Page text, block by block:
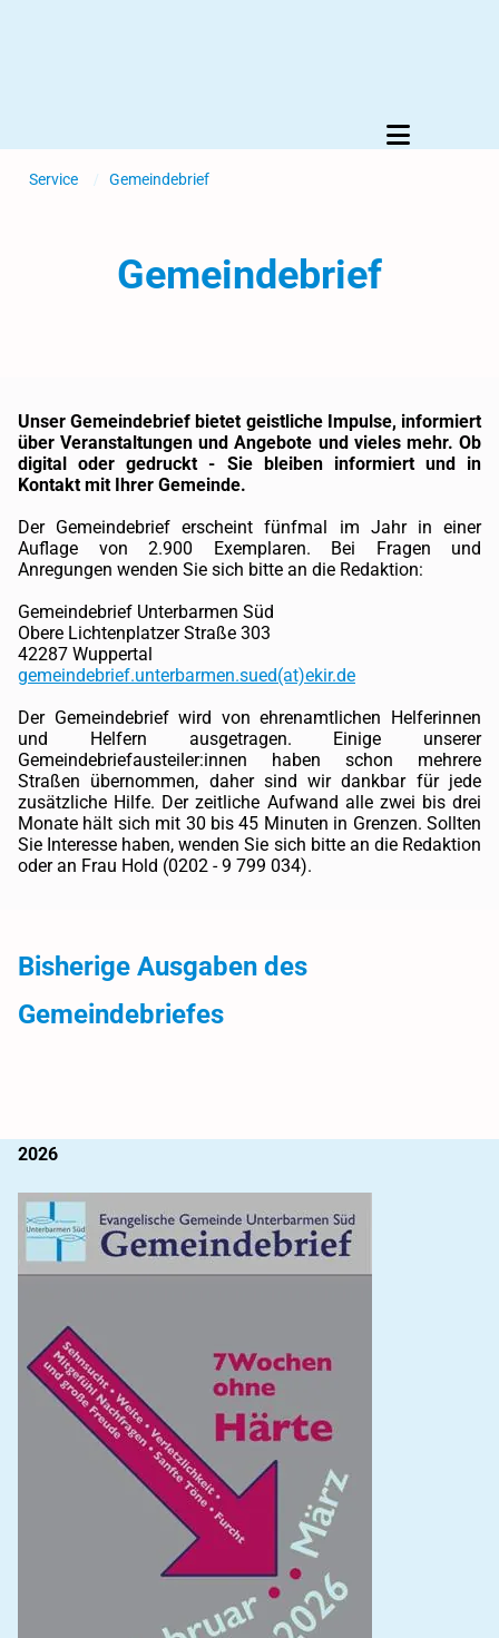
Service / Gemeindebrief
Gemeindebrief
Unser Gemeindebrief bietet geistliche Impulse, informiert
über Veranstaltungen und Angebote und vieles mehr. Ob
digital oder gedruckt - Sie bleiben informiert und in
Kontakt mit Ihrer Gemeinde.
Der Gemeindebrief erscheint fünfmal im Jahr in einer
Auflage von 2.900 Exemplaren. Bei Fragen und
Anregungen wenden Sie sich bitte an die Redaktion:
Gemeindebrief Unterbarmen Süd
Obere Lichtenplatzer Straße 303
42287 Wuppertal
gemeindebrief.unterbarmen.sued(at)ekir.de
Der Gemeindebrief wird von ehrenamtlichen Helferinnen
und Helfern ausgetragen. Einige unserer
Gemeindebriefausteiler:innen haben schon mehrere
Straßen übernommen, daher sind wir dankbar für jede
zusätzliche Hilfe. Der zeitliche Aufwand alle zwei bis drei
Monate hält sich mit 30 bis 45 Minuten in Grenzen. Sollten
Sie Interesse haben, wenden Sie sich bitte an die Redaktion
oder an Frau Hold (0202 - 9 799 034).
Bisherige Ausgaben des
Gemeindebriefes
2026